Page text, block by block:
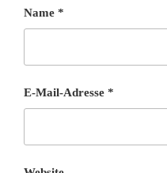
Name *
E-Mail-Adresse *